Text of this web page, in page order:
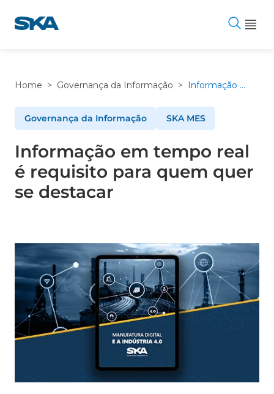
para
Home > Governança da Informação > Informação em tempo real é requisito para quem quer se destacar
Governança da Informação SKA MES
Informação em tempo real
é requisito para quem quer
se destacar